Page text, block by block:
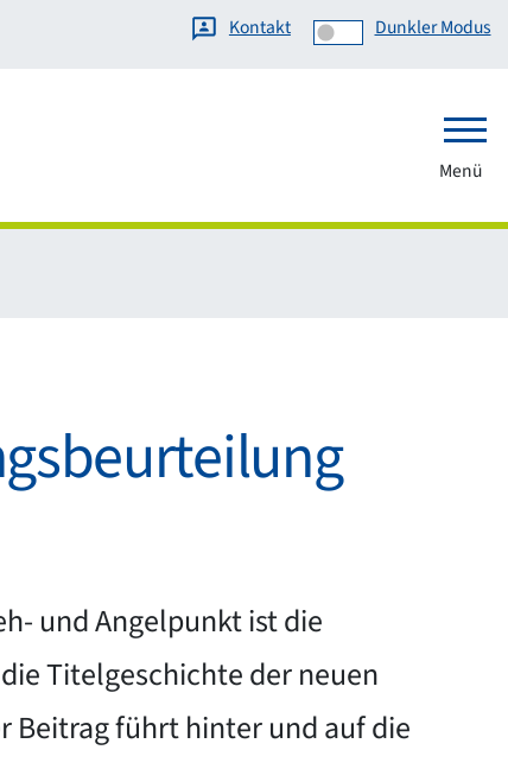
Kontakt Dunkler Modus
Menü
und Angelpunkt ist die
Titelgeschichte der neuen
Beitrag führt hinter und auf die